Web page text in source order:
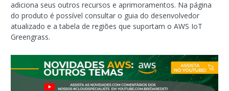
adiciona seus outros recursos e aprimoramentos. Na página
do produto é possível consultar o guia do desenvolvedor
atualizado e a tabela de regiões que suportam o AWS IoT
Greengrass.